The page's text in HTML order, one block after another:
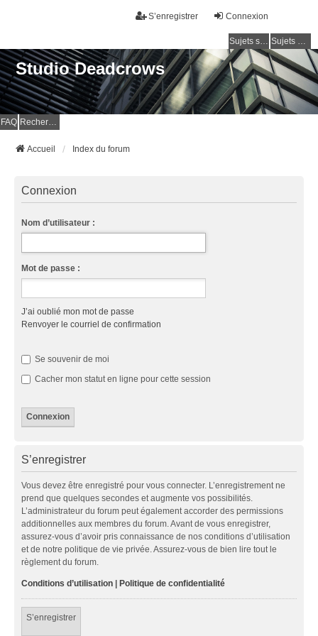
Connexion
S’enregistrer
Sujets sans réponse Sujets actifs
Studio Deadcrows
FAQ Rechercher
Accueil Index du forum
Connexion
Nom d’utilisateur :
Mot de passe :
J’ai oublié mon mot de passe
Renvoyer le courriel de confirmation
Se souvenir de moi
Cacher mon statut en ligne pour cette session
S’enregistrer
Vous devez être enregistré pour vous connecter. L’enregistrement ne
prend que quelques secondes et augmente vos possibilités.
L’administrateur du forum peut également accorder des permissions
additionnelles aux membres du forum. Avant de vous enregistrer,
assurez-vous d’avoir pris connaissance de nos conditions d’utilisation
et de notre politique de vie privée. Assurez-vous de bien lire tout le
règlement du forum.
Conditions d’utilisation | Politique de confidentialité
S’enregistrer